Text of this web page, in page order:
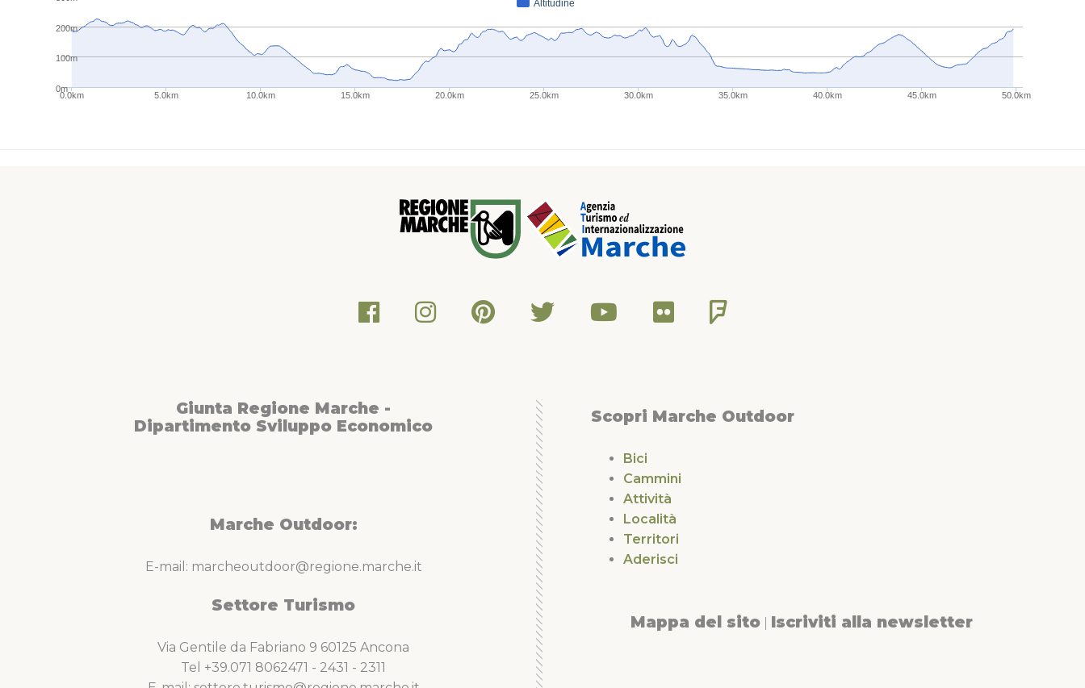
Altitudine
0.0km 5.0km 10.0km 15.0km 20.0km 25.0km 30.0km 35.0km 40.0km 45.0km 50.0km
0m
100m
200m
Giunta Regione Marche -
Dipartimento Sviluppo Economico
Marche Outdoor:
E-mail: marcheoutdoor@regione.marche.it
Settore Turismo
Via Gentile da Fabriano 9 60125 Ancona
Tel +39.071 8062471 - 2431 - 2311
Scopri Marche Outdoor
Bici
Cammini
Attività
Località
Territori
Aderisci
Mappa del sito Iscriviti alla newsletter